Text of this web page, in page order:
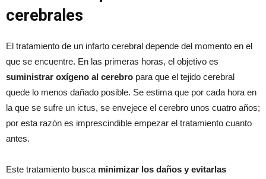
cerebrales
El tratamiento de un infarto cerebral depende del momento en el
que se encuentre. En las primeras horas, el objetivo es
suministrar oxígeno al cerebro para que el tejido cerebral
quede lo menos dañado posible. Se estima que por cada hora en
la que se sufre un ictus, se envejece el cerebro unos cuatro años;
por esta razón es imprescindible empezar el tratamiento cuanto
antes.
Este tratamiento busca minimizar los daños y evitarlas